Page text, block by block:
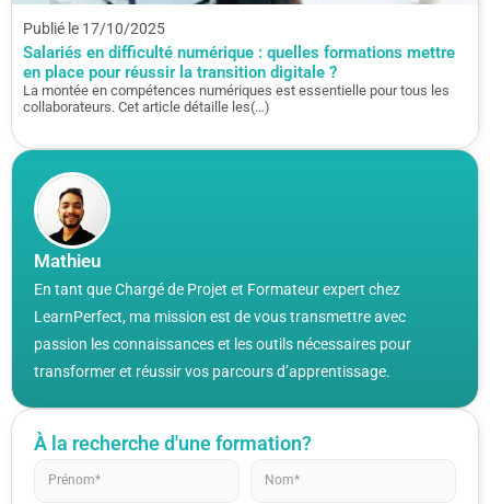
Mathieu
En tant que Chargé de Projet et Formateur expert chez
LearnPerfect, ma mission est de vous transmettre avec
passion les connaissances et les outils nécessaires pour
transformer et réussir vos parcours d’apprentissage.
À la recherche d'une formation?
Publié le 17/10/2025
Salariés en difficulté numérique : quelles formations mettre
en place pour réussir la transition digitale ?
La montée en compétences numériques est essentielle pour tous les
collaborateurs. Cet article détaille les(…)